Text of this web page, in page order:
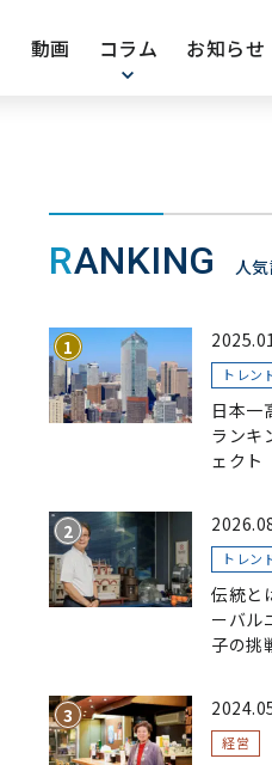
動画 コラム お知らせ
RANKING 人
トレン
日本一
ランキ
ェクト
トレン
伝統と
ーバル
子の挑
ラスに
える経
経営